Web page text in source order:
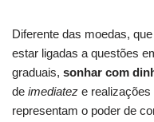
Diferente das moedas,
estar ligadas a questões
graduais, sonhar com
de imediatez e
representam o poder de